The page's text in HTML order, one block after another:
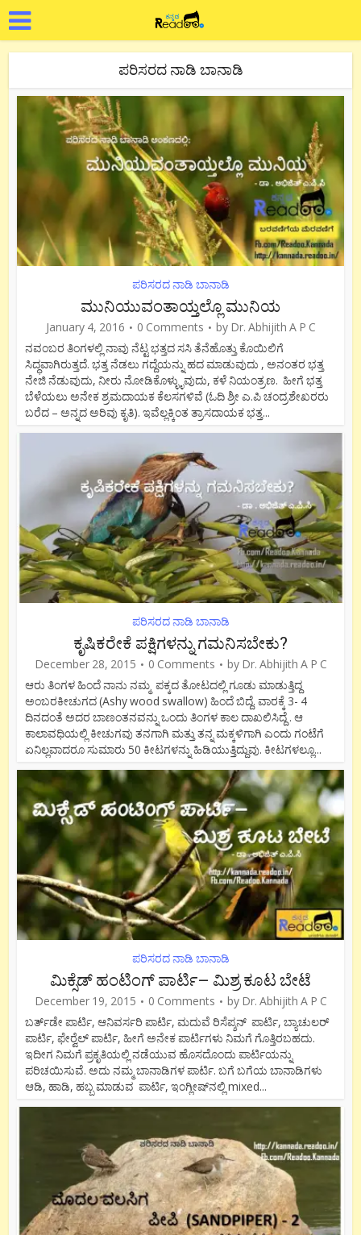
ಪರಿಸರದ ನಾಡಿ ಬಾನಾಡಿ
ಪರಿಸರದ ನಾಡಿ ಬಾನಾಡಿ
ಮುನಿಯುವಂತಾಯ್ತಲ್ಲೊ ಮುನಿಯ
January 4, 2016 0 Comments by Dr. Abhijith A P C
ನವಂಬರ ತಿಂಗಳಲ್ಲಿ ನಾವು ನೆಟ್ಟ ಭತ್ತದ ಸಸಿ ತೆನೆಹೊತ್ತು ಕೊಯಿಲಿಗೆ
ಸಿದ್ಧವಾಗಿರುತ್ತದೆ. ಭತ್ತ ನೆಡಲು ಗದ್ದೆಯನ್ನು ಹದ ಮಾಡುವುದು , ಅನಂತರ ಭತ್ತ
ನೇಜಿ ನೆಡುವುದು, ನೀರು ನೋಡಿಕೊಳ್ಳ್ಳುವುದು, ಕಳೆ ನಿಯಂತ್ರಣ. ಹೀಗೆ ಭತ್ತ
ಬೆಳೆಯಲು ಅನೇಕ ಶ್ರಮದಾಯಕ ಕೆಲಸಗಳಿವೆ (ಓದಿ ಶ್ರೀ ಎ.ಪಿ ಚಂದ್ರಶೇಖರರು
ಬರೆದ – ಅನ್ನದ ಅರಿವು ಕೃತಿ). ಇವೆಲ್ಲಕ್ಕಿಂತ ತ್ರಾಸದಾಯಕ ಭತ್ತ...
ಪರಿಸರದ ನಾಡಿ ಬಾನಾಡಿ
ಕೃಷಿಕರೇಕೆ ಪಕ್ಷಿಗಳನ್ನು ಗಮನಿಸಬೇಕು?
December 28, 2015 0 Comments by Dr. Abhijith A P C
ಆರು ತಿಂಗಳ ಹಿಂದೆ ನಾನು ನಮ್ಮ ಪಕ್ಕದ ತೋಟದಲ್ಲಿ ಗೂಡು ಮಾಡುತ್ತಿದ್ದ
ಅಂಬರಕೀಚುಗದ (Ashy wood swallow) ಹಿಂದೆ ಬಿದ್ದೆ. ವಾರಕ್ಕೆ 3- 4
ದಿನದಂತೆ ಅದರ ಬಾಣಂತನವನ್ನು ಒಂದು ತಿಂಗಳ ಕಾಲ ದಾಖಲಿಸಿದ್ದೆ . ಆ
ಕಾಲಾವಧಿಯಲ್ಲಿ ಕೀಚುಗವು ತನಗಾಗಿ ಮತ್ತು ತನ್ನ ಮಕ್ಕಳಿಗಾಗಿ ಎಂದು ಗಂಟೆಗೆ
ಏನಿಲ್ಲವಾದರೂ ಸುಮಾರು 50 ಕೀಟಗಳನ್ನು ಹಿಡಿಯುತ್ತಿದ್ದುವು. ಕೀಟಗಳಲ್ಲೂ...
ಪರಿಸರದ ನಾಡಿ ಬಾನಾಡಿ
ಮಿಕ್ಸೆಡ್ ಹಂಟಿಂಗ್ ಪಾರ್ಟಿ– ಮಿಶ್ರ ಕೂಟ ಬೇಟೆ
December 19, 2015 0 Comments by Dr. Abhijith A P C
ಬರ್ತ್‍ಡೇ ಪಾರ್ಟಿ, ಆನಿವರ್ಸರಿ ಪಾರ್ಟಿ, ಮದುವೆ ರಿಸೆಪ್ಶನ್ ಪಾರ್ಟಿ, ಬ್ಯಾಚುಲರ್
ಪಾರ್ಟಿ, ಫೇರ್‍ವೆಲ್ ಪಾರ್ಟಿ, ಹೀಗೆ ಅನೇಕ ಪಾರ್ಟಿಗಳು ನಿಮಗೆ ಗೊತ್ತಿರಬಹದು.
ಇದೀಗ ನಿಮಗೆ ಪ್ರಕೃತಿಯಲ್ಲಿ ನಡೆಯುವ ಹೊಸದೊಂದು ಪಾರ್ಟಿಯನ್ನು
ಪರಿಚಯಿಸುವೆ. ಅದು ನಮ್ಮ ಬಾನಾಡಿಗಳ ಪಾರ್ಟಿ. ಬಗೆ ಬಗೆಯ ಬಾನಾಡಿಗಳು
ಆಡಿ, ಹಾಡಿ, ಹಬ್ಬ ಮಾಡುವ ಪಾರ್ಟಿ, ಇಂಗ್ಲೀಷ್‍ನಲ್ಲಿ mixed...